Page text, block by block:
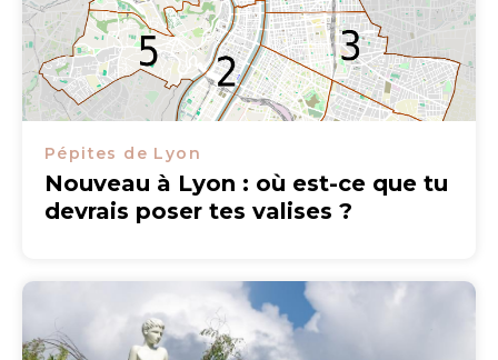
Pépites de Lyon
Nouveau à Lyon : où est-ce que tu
devrais poser tes valises ?